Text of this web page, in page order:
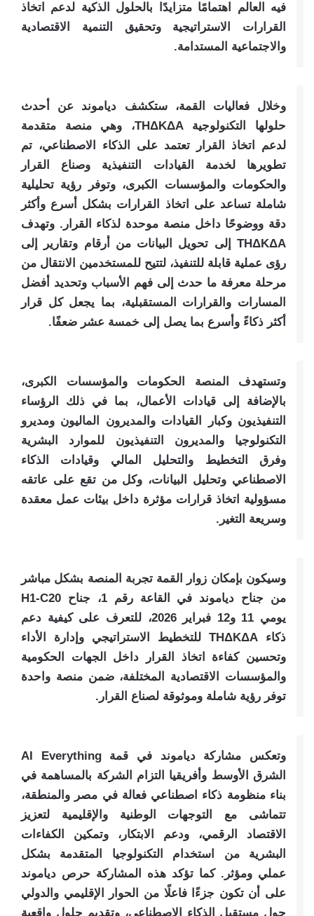
فيه العالم اهتمامًا متزايدًا بالحلول الذكية لدعم اتخاذ
القرارات الاستراتيجية وتحقيق التنمية الاقتصادية
والاجتماعية المستدامة.
وخلال فعاليات القمة، ستكشف دياموند عن أحدث
حلولها التكنولوجية THΔKΔA، وهي منصة متقدمة
لدعم اتخاذ القرار تعتمد على الذكاء الاصطناعي، تم
تطويرها لخدمة القيادات التنفيذية وصناع القرار
والحكومات والمؤسسات الكبرى، وتوفر رؤية تحليلية
شاملة تساعد على اتخاذ القرارات بشكل أسرع وأكثر
دقة ووضوحًا داخل منصة موحدة لذكاء القرار. وتهدف
THΔKΔA إلى تحويل البيانات من أرقام وتقارير إلى
رؤى عملية قابلة للتنفيذ، لتتيح للمستخدمين الانتقال من
مرحلة معرفة ما حدث إلى فهم الأسباب وتحديد أفضل
المسارات والقرارات المستقبلية، بما يجعل كل قرار
أكثر ذكاءً وأسرع بما يصل إلى خمسة عشر ضعفًا.
وتستهدف المنصة الحكومات والمؤسسات الكبرى،
بالإضافة إلى قيادات الأعمال، بما في ذلك الرؤساء
التنفيذيون وكبار القيادات والمديرون الماليون ومديرو
التكنولوجيا والمديرون التنفيذيون للموارد البشرية
وفرق التخطيط والتحليل المالي وقيادات الذكاء
الاصطناعي وتحليل البيانات، وكل من تقع على عاتقه
مسؤولية اتخاذ قرارات مؤثرة داخل بيئات عمل معقدة
وسريعة التغير.
وسيكون بإمكان زوار القمة تجربة المنصة بشكل مباشر
من جناح دياموند في القاعة رقم 1، جناح H1-C20
يومي 11 و12 فبراير 2026، للتعرف على كيفية دعم
ذكاء THΔKΔA للتخطيط الاستراتيجي وإدارة الأداء
وتحسين كفاءة اتخاذ القرار داخل الجهات الحكومية
والمؤسسات الاقتصادية المختلفة، ضمن منصة واحدة
توفر رؤية شاملة وموثوقة لصناع القرار.
وتعكس مشاركة دياموند في قمة AI Everything
الشرق الأوسط وأفريقيا التزام الشركة بالمساهمة في
بناء منظومة ذكاء اصطناعي فعالة في مصر والمنطقة،
تتماشى مع التوجهات الوطنية والإقليمية لتعزيز
الاقتصاد الرقمي، ودعم الابتكار، وتمكين الكفاءات
البشرية من استخدام التكنولوجيا المتقدمة بشكل
عملي ومؤثر. كما تؤكد هذه المشاركة حرص دياموند
على أن تكون جزءًا فاعلًا من الحوار الإقليمي والدولي
حول مستقبل الذكاء الاصطناعي، وتقديم حلول واقعية